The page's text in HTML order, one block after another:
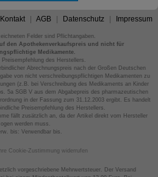
Kontakt AGB Datenschutz Impressum
Felder sind Pflichtangaben.
den Apothekenverkaufspreis und nicht für
Medikamente.
Preisempfehlung des Herstellers.
Abrechnungspreis nach der Großen Deutschen
von nicht verschreibungspflichtigen Medikamenten zu
(z.B. bei Verschreibung des Medikaments an Kinder
5a SGB V aus dem Abgabepreis des pharmazeutischen
in der Fassung zum 31.12.2003 ergibt. Es handelt
Preisempfehlung des Herstellers.
fällt zusätzlich an, da der Artikel direkt vom Hersteller
werden muss.
bis: Verwendbar bis.
Cookie-Zustimmung widerrufen
vorgeschriebene Mehrwertsteuer. Der Versand